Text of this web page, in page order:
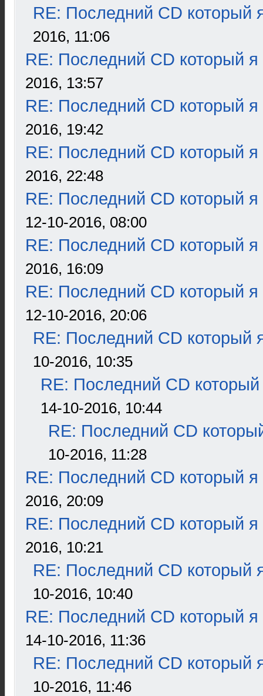
RE: Последний CD который
2016, 11:06
RE: Последний CD который я
2016, 13:57
RE: Последний CD который я
2016, 19:42
RE: Последний CD который я
2016, 22:48
RE: Последний CD который я
12-10-2016, 08:00
RE: Последний CD который я
2016, 16:09
RE: Последний CD который я
12-10-2016, 20:06
RE: Последний CD который
10-2016, 10:35
RE: Последний CD который
14-10-2016, 10:44
RE: Последний CD
10-2016, 11:28
RE: Последний CD который я
2016, 20:09
RE: Последний CD который я
2016, 10:21
RE: Последний CD который
10-2016, 10:40
RE: Последний CD который я
14-10-2016, 11:36
RE: Последний CD который
10-2016, 11:46